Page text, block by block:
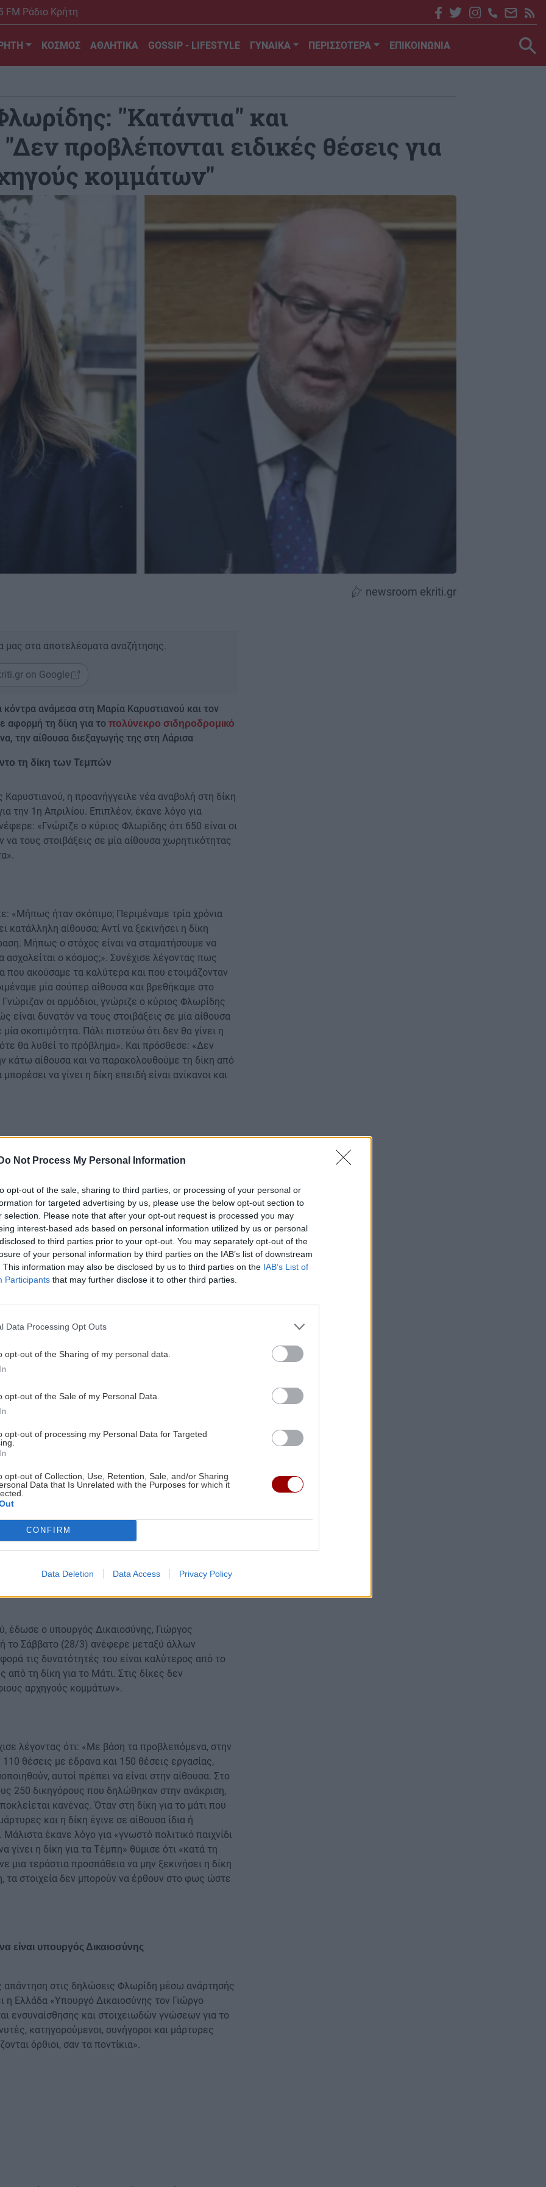
Do Not Process My Personal Information
opt-out of the sale, sharing to third parties, or processing of your personal or
for targeted advertising by us, please use the below opt-out section to
selection. Please note that after your opt-out request is processed you may
interest-based ads based on personal information utilized by us or personal
to third parties prior to your opt-out. You may separately opt-out of the
of your personal information by third parties on the IAB’s list of downstream
This information may also be disclosed by us to third parties on the IAB’s List of
Participants that may further disclose it to other third parties.
Data Processing Opt Outs
opt-out of the Sharing of my personal data.
opt-out of the Sale of my Personal Data.
opt-out of processing my Personal Data for Targeted
opt-out of Collection, Use, Retention, Sale, and/or Sharing
Data that Is Unrelated with the Purposes for which it
CONFIRM
Data Deletion Data Access Privacy Policy
FM Ράδιο Κρήτη
ΚΟΣΜΟΣ ΑΘΛΗΤΙΚΑ GOSSIP - LIFESTYLE ΓΥΝΑΙΚΑ ΠΕΡΙΣΣΟΤΕΡΑ ΕΠΙΚΟΙΝΩΝΙΑ
''Κατάντια" και
προβλέπονται ειδικές θέσεις για
κομμάτων"
newsroom ekriti.gr
μας στα αποτελέσματα αναζήτησης.
on Google
κόντρα ανάμεσα στη Μαρία Καρυστιανού και τον
αφορμή τη δίκη για το πολύνεκρο σιδηροδρομικό
την αίθουσα διεξαγωγής της στη Λάρισα
τη δίκη των Τεμπών
η προανήγγειλε νέα αναβολή στη δίκη
την 1η Απριλίου. Επιπλέον, έκανε λόγο για
«Γνώριζε ο κύριος Φλωρίδης ότι 650 είναι οι
τους στοιβάξεις σε μία αίθουσα χωρητικότητας
«Μήπως ήταν σκόπιμο; Περιμέναμε τρία χρόνια
αίθουσα; Αντί να ξεκινήσει η δίκη
Μήπως ο στόχος είναι να σταματήσουμε να
ασχολείται ο κόσμος;». Συνέχισε λέγοντας πως
που ακούσαμε τα καλύτερα και που ετοιμάζονταν
μία σούπερ αίθουσα και βρεθήκαμε στο
οι αρμόδιοι, γνώριζε ο κύριος Φλωρίδης
είναι δυνατόν να τους στοιβάξεις σε μία αίθουσα
σκοπιμότητα. Πάλι πιστεύω ότι δεν θα γίνει η
θα λυθεί το πρόβλημα». Και πρόσθεσε: «Δεν
κάτω αίθουσα και να παρακολουθούμε τη δίκη από
να γίνει η δίκη επειδή είναι ανίκανοι και
«κολοβή» και εξέφρασε τη βεβαιότητά της
σωστά. Ξεκινώντας από την ανακριτική
κατηγορούμενους και στη σωστή δίκη. Δεν θα
πολύ παραπάνω. Έχουμε τρία εγκλήματα: Το
και το έγκλημα της συγκάλυψης. Θα
να γίνει σωστά η δίκη. Μας ενδιαφέρει η
γίνει όταν πας με έναν τόσο περιορισμένο
που είδαμε στη δίκη στη Λάρισα».
πολλά από τη δίκη. Σε κάθε ποινική
σημαίνει ότι μπορεί να προκύψουν πράγματα.
να αξιοποίηση η έδρα τα νέα στοιχεία που
διαμαρτύρονταν αλλά χωρίς να απειλήσουν
ανακοίνωση της Ένωσης Δικαστών και
Τύπου. Ήταν αξιολογικές κρίσεις από έναν
διαμαρτύρεται για τα έκτροπα που συμβαίνουν.
δημόσια τη γνώμη του για κάποιον πολίτη,
ειδικές θέσεις για υποψήφιους
έδωσε ο υπουργός Δικαιοσύνης, Γιώργος
το Σάββατο (28/3) ανέφερε μεταξύ άλλων
τις δυνατότητές του είναι καλύτερος από το
τη δίκη για το Μάτι. Στις δίκες δεν
αρχηγούς κομμάτων».
λέγοντας ότι: «Με βάση τα προβλεπόμενα, στην
θέσεις με έδρανα και 150 θέσεις εργασίας,
αυτοί πρέπει να είναι στην αίθουσα. Στο
250 δικηγόρους που δηλώθηκαν στην ανάκριση,
κανένας. Όταν στη δίκη για το μάτι που
και η δίκη έγινε σε αίθουσα ίδια ή
έκανε λόγο για «γνωστό πολιτικό παιχνίδι
γίνει η δίκη για τα Τέμπη» θύμισε ότι «κατά τη
μια τεράστια προσπάθεια να μην ξεκινήσει η δίκη
τα στοιχεία δεν μπορούν να έρθουν στο φως ώστε
είναι υπουργός Δικαιοσύνης
απάντηση στις δηλώσεις Φλωρίδη μέσω ανάρτησής
η Ελλάδα «Υπουργό Δικαιοσύνης τον Γιώργο
ενσυναίσθησης και στοιχειωδών γνώσεων για το
κατηγορούμενοι, συνήγοροι και μάρτυρες
όρθιοι, σαν τα ποντίκια».